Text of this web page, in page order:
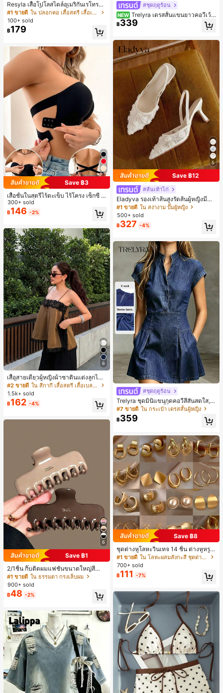
Resyla เสื้อโปโลสไตล์อเมริกันเรโทรสำ
หรับผู้หญิง, เสื้อยืดแขนสั้นสำหรับผู้หญิ
ง, ลายม้า, สไตล์ Y2K, เสื้อโปโลแขนสั้น
แบบคัลเลอร์บล็อกสำหรับผู้หญิง
#1 ขายดี
ใน ปลอกคอ เสื้อสตรี เสื้อเบลาส์ & Tee
100+ sold
฿179
Save ฿3
เสื้อชั้นในสตรีไร้ตะเข็บ ไร้โครง เซ็กซี่ ด้
านข้างไม่ลื่น แผ่นรองถอดได้ ลายไขว้ห
ลัง ไร้สาย สบายตลอดวัน
300+ sold
฿146 -2%
6
เสื้อสายเดี่ยวผู้หญิงผ้าซาตินแต่งลูกไม้
- เสื้อสายเดี่ยวฤดูร้อนสีคากีมีรอยผ่าด้า
นข้างที่น่าดึงดูดแบบสบายๆ
#2 ขายดี
ใน สีกากี เสื้อสตรี เสื้อเบลาส์ & Tee
1.5k+ sold
฿162 -4%
6
Save ฿1
2/1ชิ้น กิ๊บติดผมแฟชั่นขนาดใหญ่สีน้ำ
ตาลชานมสำหรับผู้หญิง เหมาะสำหรับก
ารอาบน้ำ ล้างหน้า และจัดแต่งทรงผม
#1 ขายดี ใน ธรรมดา กรงเล็บผม
900+ sold
฿48 -2%
#ชุดฤดูร้อน
NEW Trelyra เดรสสั้นแขนยาวคอวีเว้า
สีพื้นสำหรับผู้หญิง
฿339
5
Save ฿12
#ส้นเท้าไก่
Eladyva รองเท้าส้นสูงรัดส้นผู้หญิงมีดอ
กไม้ประดับตาข่ายเสริมและสามารถสว
มได้สองแบบ ส้นสูง 7 ซม. รูปแบบโรมัน
หรูหรา ส้นเข็ม ลุคเทพนิยาย
#1 ขายดี ใน สง่างาม ปั๊มผู้หญิง
500+ sold
฿327 -4%
#ชุดฤดูร้อน
Trelyra ชุดมินิแขนกุดคอวีสีสันสดใส, ชุ
ดมินิแขนกุดคอวีสีพื้นสำหรับผู้หญิงใส่ไ
ปทำงานแบบสบายๆ, เหมาะสำหรับทุกโ
อกาสใส่ประจำวัน, ชุดถักแบบเดนิมมีกร
#7 ขายดี ใน กระเป๋า เดรสสั้นผู้หญิง
฿359
Save ฿8
ชุดต่างหูโลหะวินเทจ 14 ชิ้น ต่างหูหรูห
ราเฉพาะตัวสำหรับสวมใส่ประจำวัน ขอ
งขวัญสำหรับผู้หญิง
#1 ขายดี
ใน โลหะผสมสังกะสี ชุดต่างหูผู้หญิง
700+ sold
฿111 -7%